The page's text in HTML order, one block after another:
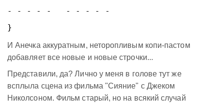
- - - - -   - - - - -
}
И Анечка аккуратным, неторопливым копи-пастом
добавляет все новые и новые строчки...
Представили, да? Лично у меня в голове тут же
всплыла сцена из фильма "Сияние" с Джеком
Николсоном. Фильм старый, но на всякий случай